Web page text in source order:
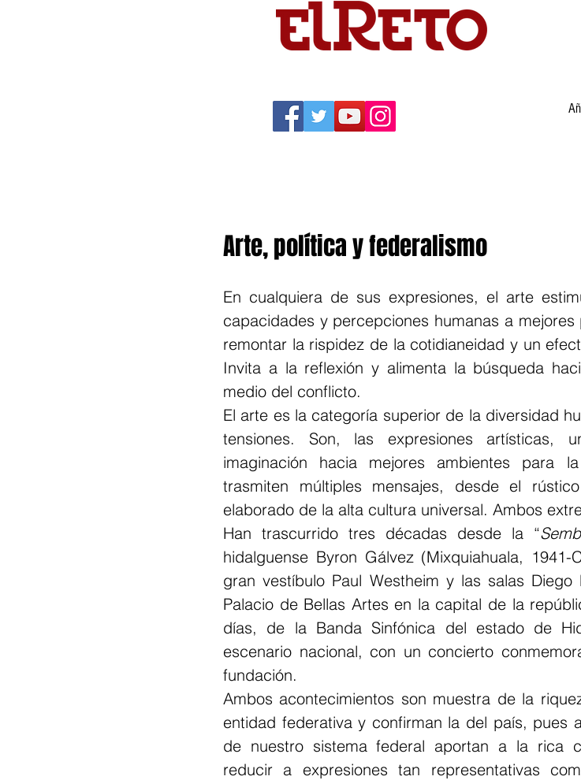
Arte, política y federalismo
En cualquiera de sus expresiones, el arte
capacidades y percepciones humanas a
remontar la rispidez de la cotidianeidad y un
Invita a la reflexión y alimenta la búsqueda
medio del conflicto.
El arte es la categoría superior de la diversidad
tensiones. Son, las expresiones artísticas,
imaginación hacia mejores ambientes para
trasmiten múltiples mensajes, desde el
elaborado de la alta cultura universal. Ambos
Han trascurrido tres décadas desde la “
hidalguense Byron Gálvez (Mixquiahuala,
gran vestíbulo Paul Westheim y las salas
Palacio de Bellas Artes en la capital de la
días, de la Banda Sinfónica del estado de
escenario nacional, con un concierto
fundación.
Ambos acontecimientos son muestra de la
entidad federativa y confirman la del país, pues
de nuestro sistema federal aportan a la rica
reducir a expresiones tan representativas